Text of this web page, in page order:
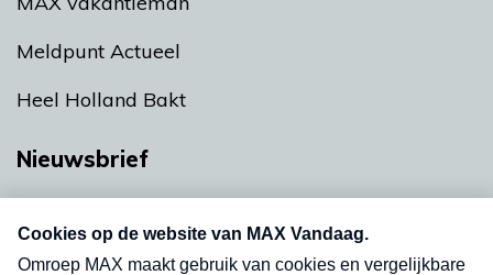
Meldpunt Actueel
Heel Holland Bakt
Nieuwsbrief
nieuwsbrief. Elke vrijdag- en dinsdagochtend in
uw mailbox.